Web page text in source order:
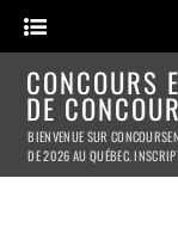
DE
BIENVENUE SUR
DE 2026 AU QUÉBEC.